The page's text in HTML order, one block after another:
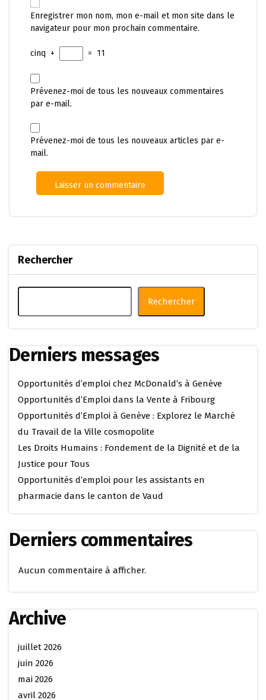
Enregistrer mon nom, mon e-mail et mon site dans le
navigateur pour mon prochain commentaire.
cinq + = 11
Prévenez-moi de tous les nouveaux commentaires
par e-mail.
Prévenez-moi de tous les nouveaux articles par e-
mail.
Rechercher
Rechercher
Derniers messages
Opportunités d’emploi chez McDonald’s à Genève
Opportunités d’Emploi dans la Vente à Fribourg
Opportunités d’Emploi à Genève : Explorez le Marché
du Travail de la Ville cosmopolite
Les Droits Humains : Fondement de la Dignité et de la
Justice pour Tous
Opportunités d’emploi pour les assistants en
pharmacie dans le canton de Vaud
Derniers commentaires
Aucun commentaire à afficher.
Archive
juillet 2026
juin 2026
mai 2026
avril 2026